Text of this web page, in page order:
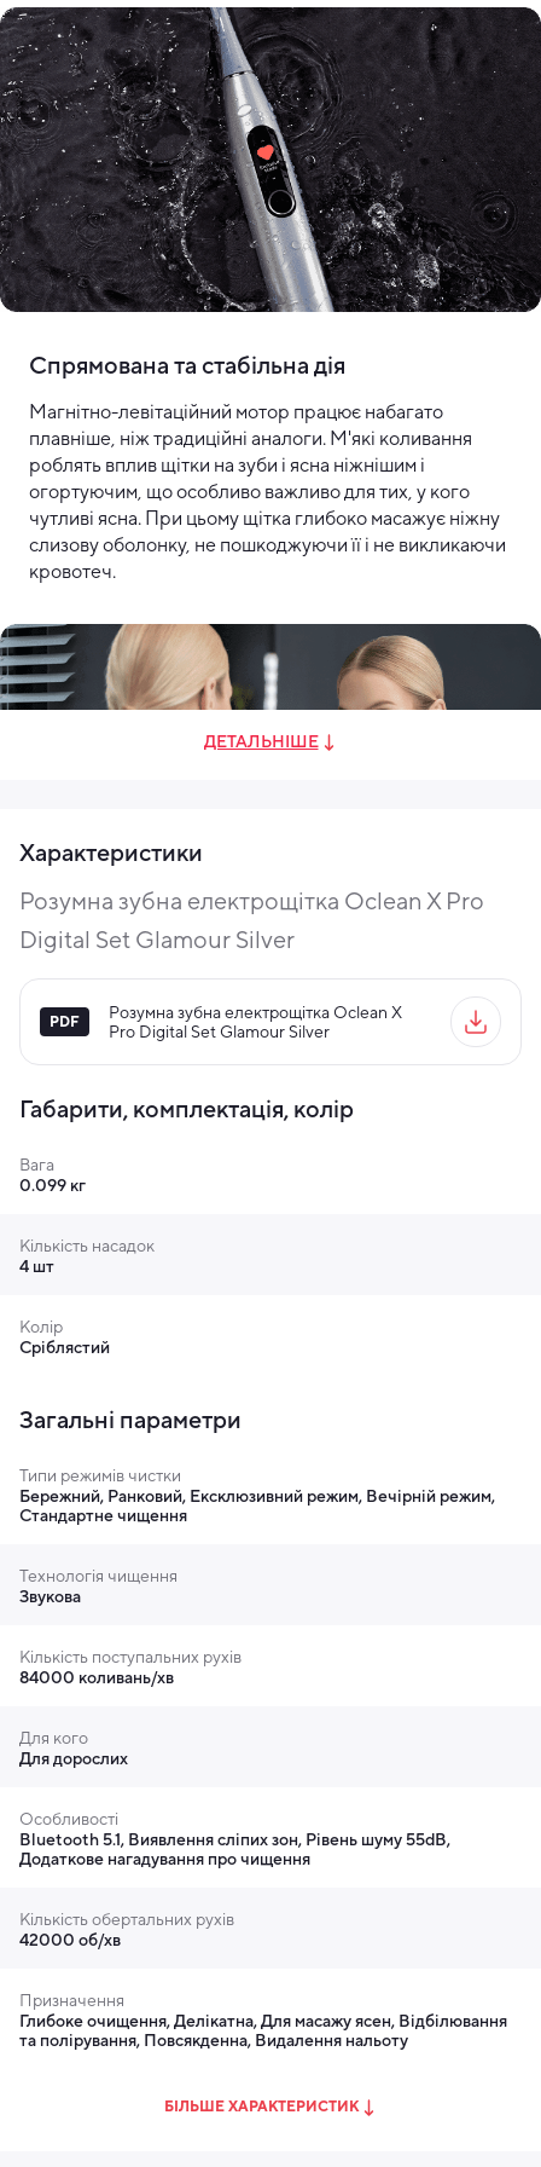
Спрямована та стабільна дія
Магнітно-левітаційний мотор працює набагато
плавніше, ніж традиційні аналоги. М'які коливання
роблять вплив щітки на зуби і ясна ніжнішим і
огортуючим, що особливо важливо для тих, у кого
чутливі ясна. При цьому щітка глибоко масажує ніжну
слизову оболонку, не пошкоджуючи її і не викликаючи
кровотеч.
Оцінка чищення
Екран покаже, як добре ви почистили зуби цього разу.
Оцінка від 0 до 100 балів допоможе зрозуміти, якщо ви
кращого результату.
Індивідуально для вас
З Oclean X Pro Digital кожне чищення зубів стає
індивідуалізованим процесом. Якщо ви поспішаєте,
покращити здоров'я ясен, спеціальний м'який режим
подбає про ваш комфорт, забезпечивши делікатне, але
порожниною.
ДЕТАЛЬНІШЕ
Характеристики
Розумна зубна електрощітка Oclean X Pro
Digital Set Glamour Silver
Розумна зубна електрощітка Oclean X
Pro Digital Set Glamour Silver
Габарити, комплектація, колір
Вага
0.099 кг
Кількість насадок
4 шт
Колір
Сріблястий
Загальні параметри
Типи режимів чистки
Бережний, Ранковий, Ексклюзивний режим, Вечірній режим,
Стандартне чищення
Технологія чищення
Звукова
Кількість поступальних рухів
84000 коливань/хв
Для кого
Для дорослих
Особливості
Bluetooth 5.1, Виявлення сліпих зон, Рівень шуму 55dB,
Додаткове нагадування про чищення
Кількість обертальних рухів
42000 об/хв
Призначення
Глибоке очищення, Делікатна, Для масажу ясен, Відбілювання
та полірування, Повсякденна, Видалення нальоту
БІЛЬШЕ ХАРАКТЕРИСТИК